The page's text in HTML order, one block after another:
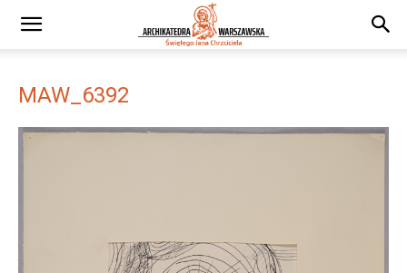
MAW_6392